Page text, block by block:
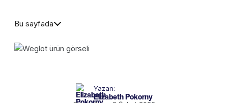
Bu sayfada
Yazan:
Elizabeth Pokorny